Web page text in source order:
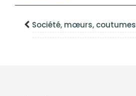
Société, mœurs, coutumes